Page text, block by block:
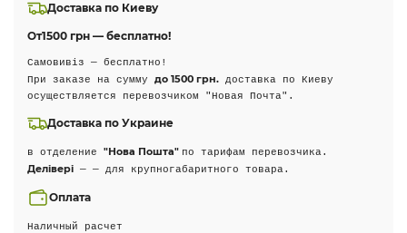
Доставка по Киеву
От1500 грн — бесплатно!
Самовивіз — бесплатно!
При заказе на сумму до 1500 грн. доставка по Киеву
осуществляется перевозчиком "Новая Почта".
Доставка по Украине
в отделение "Нова Пошта" по тарифам перевозчика.
Делівері — — для крупногабаритного товара.
Оплата
Наличный расчет